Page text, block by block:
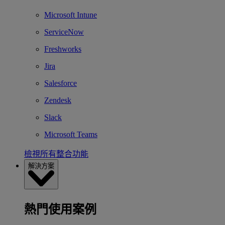
Microsoft Intune
ServiceNow
Freshworks
Jira
Salesforce
Zendesk
Slack
Microsoft Teams
檢視所有整合功能
解決方案
熱門使用案例